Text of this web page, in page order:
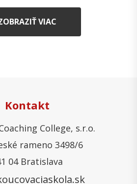
VIAC
Kontakt
College, s.r.o.
rameno 3498/6
04 Bratislava